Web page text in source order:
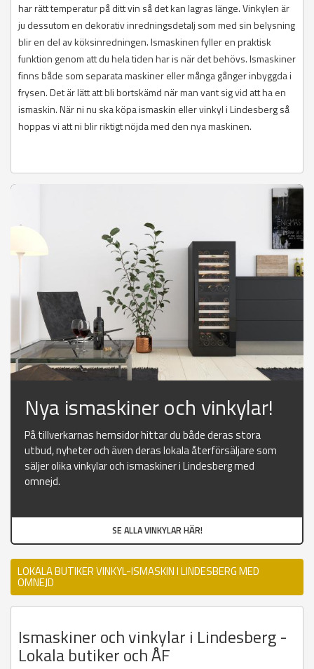
har rätt temperatur på ditt vin så det kan lagras länge. Vinkylen är
ju dessutom en dekorativ inredningsdetalj som med sin belysning
blir en del av köksinredningen. Ismaskinen fyller en praktisk
funktion genom att du hela tiden har is när det behövs. Ismaskiner
finns både som separata maskiner eller många gånger inbyggda i
frysen. Det är lätt att bli bortskämd när man vant sig vid att ha en
ismaskin. När ni nu ska köpa ismaskin eller vinkyl i Lindesberg så
hoppas vi att ni blir riktigt nöjda med den nya maskinen.
Nya ismaskiner och vinkylar!
På tillverkarnas hemsidor hittar du både deras stora
utbud, nyheter och även deras lokala återförsäljare som
säljer olika vinkylar och ismaskiner i Lindesberg med
omnejd.
SE ALLA VINKYLAR HÄR!
LOKALA BUTIKER VINKYL-ISMASKIN I LINDESBERG MED
OMNEJD
Ismaskiner och vinkylar i Lindesberg -
Lokala butiker och ÅF